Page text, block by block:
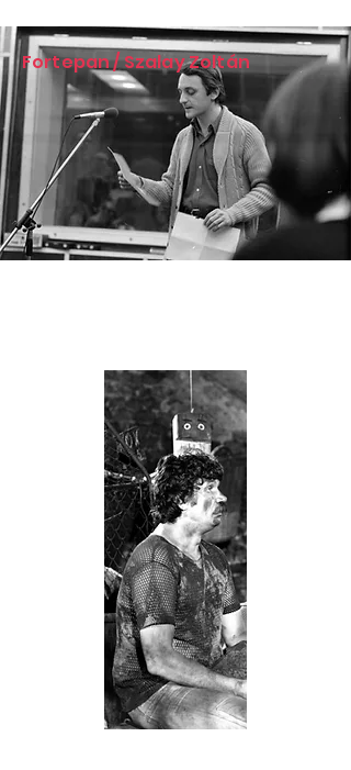
Fortepan / Szalay Zoltán